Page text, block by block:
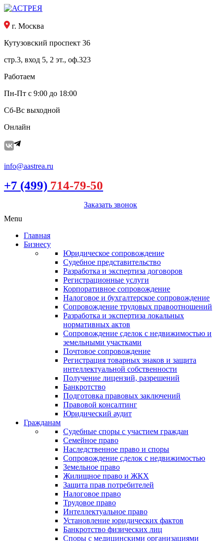
г. Москва
Кутузовский проспект 36
стр.3, вход 5, 2 эт., оф.323
Работаем
Пн-Пт с 9:00 до 18:00
Сб-Вс выходной
Онлайн
info@aastrea.ru
+7 (499) 714-79-50
Заказать звонок
Menu
Главная
Бизнесу
Юридическое сопровождение
Судебное представительство
Разработка и экспертиза договоров
Регистрационные услуги
Корпоративное сопровождение
Налоговое и бухгалтерское сопровождение
Сопровождение трудовых правоотношений
Разработка и экспертиза локальных
нормативных актов
Сопровождение сделок с недвижимостью и
земельными участками
Почтовое сопровождение
Регистрация товарных знаков и защита
интеллектуальной собственности
Получение лицензий, разрешений
Банкротство
Подготовка правовых заключений
Правовой консалтинг
Юридический аудит
Гражданам
Судебные споры с участием граждан
Семейное право
Наследственное право и споры
Сопровождение сделок с недвижимостью
Земельное право
Жилищное право и ЖКХ
Защита прав потребителей
Налоговое право
Трудовое право
Интеллектуальное право
Установление юридических фактов
Банкротство физических лиц
Споры с медицинскими организациями